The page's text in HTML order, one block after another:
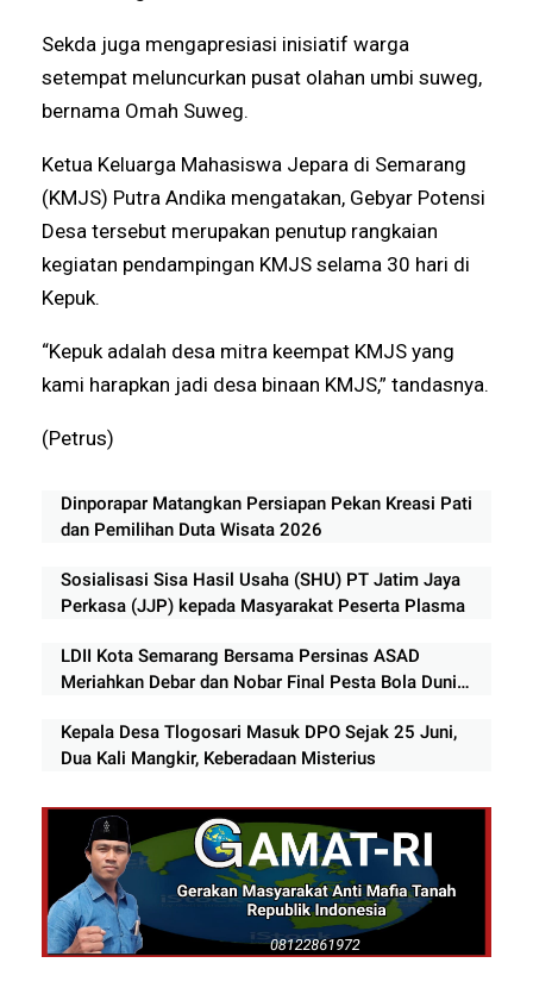
Sekda juga mengapresiasi inisiatif warga
setempat meluncurkan pusat olahan umbi suweg,
bernama Omah Suweg.
Ketua Keluarga Mahasiswa Jepara di Semarang
(KMJS) Putra Andika mengatakan, Gebyar Potensi
Desa tersebut merupakan penutup rangkaian
kegiatan pendampingan KMJS selama 30 hari di
Kepuk.
“Kepuk adalah desa mitra keempat KMJS yang
kami harapkan jadi desa binaan KMJS,” tandasnya.
(Petrus)
Dinporapar Matangkan Persiapan Pekan Kreasi Pati
dan Pemilihan Duta Wisata 2026
Sosialisasi Sisa Hasil Usaha (SHU) PT Jatim Jaya
Perkasa (JJP) kepada Masyarakat Peserta Plasma
LDII Kota Semarang Bersama Persinas ASAD
Meriahkan Debar dan Nobar Final Pesta Bola Dunia
Kepala Desa Tlogosari Masuk DPO Sejak 25 Juni,
Dua Kali Mangkir, Keberadaan Misterius